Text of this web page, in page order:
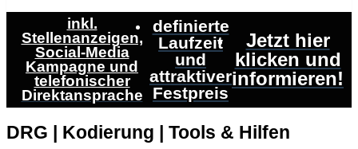
inkl.
Stellenanzeigen,
Social-Media
Kampagne und
telefonischer
Direktansprache
definierte
Laufzeit
und
attraktiver
Festpreis
Jetzt hier
klicken und
informieren!
DRG | Kodierung | Tools & Hilfen